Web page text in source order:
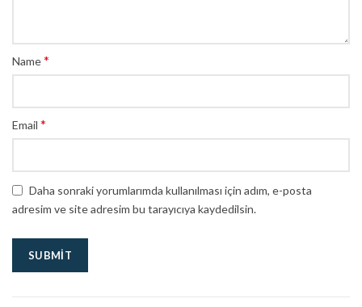
Name*
Email *
Daha sonraki yorumlarımda kullanılması için adım, e-posta
adresim ve site adresim bu tarayıcıya kaydedilsin.